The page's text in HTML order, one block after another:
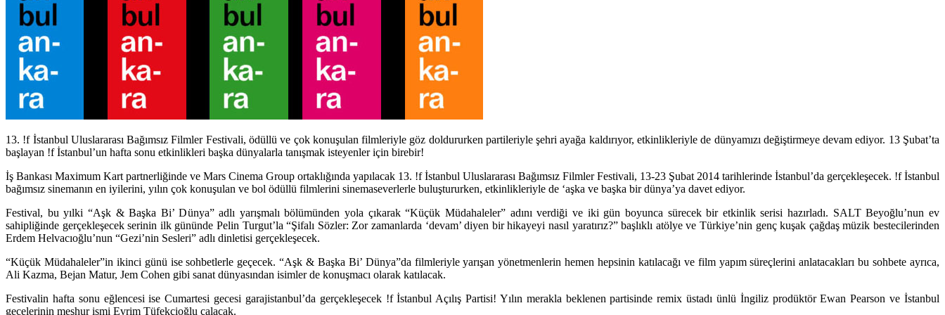
13. !f İstanbul Uluslararası Bağımsız Filmler Festivali, ödüllü ve çok konuşulan filmleriyle göz doldururken partileriyle şehri ayağa kaldırıyor, etkinlikleriyle de dünyamızı değiştirmeye devam ediyor. 13 Şubat’ta
başlayan !f İstanbul’un hafta sonu etkinlikleri başka dünyalarla tanışmak isteyenler için birebir!
İş Bankası Maximum Kart partnerliğinde ve Mars Cinema Group ortaklığında yapılacak 13. !f İstanbul Uluslararası Bağımsız Filmler Festivali, 13-23 Şubat 2014 tarihlerinde İstanbul’da gerçekleşecek. !f İstanbul
bağımsız sinemanın en iyilerini, yılın çok konuşulan ve bol ödüllü filmlerini sinemaseverlerle buluştururken, etkinlikleriyle de ‘aşka ve başka bir dünya’ya davet ediyor.
Festival, bu yılki “Aşk & Başka Bi’ Dünya” adlı yarışmalı bölümünden yola çıkarak “Küçük Müdahaleler” adını verdiği ve iki gün boyunca sürecek bir etkinlik serisi hazırladı. SALT Beyoğlu’nun ev
sahipliğinde gerçekleşecek serinin ilk gününde Pelin Turgut’la “Şifalı Sözler: Zor zamanlarda ‘devam’ diyen bir hikayeyi nasıl yaratırız?” başlıklı atölye ve Türkiye’nin genç kuşak çağdaş müzik bestecilerinden
Erdem Helvacıoğlu’nun “Gezi’nin Sesleri” adlı dinletisi gerçekleşecek.
“Küçük Müdahaleler”in ikinci günü ise sohbetlerle geçecek. “Aşk & Başka Bi’ Dünya”da filmleriyle yarışan yönetmenlerin hemen hepsinin katılacağı ve film yapım süreçlerini anlatacakları bu sohbete ayrıca,
Ali Kazma, Bejan Matur, Jem Cohen gibi sanat dünyasından isimler de konuşmacı olarak katılacak.
Festivalin hafta sonu eğlencesi ise Cumartesi gecesi garajistanbul’da gerçekleşecek !f İstanbul Açılış Partisi! Yılın merakla beklenen partisinde remix üstadı ünlü İngiliz prodüktör Ewan Pearson ve İstanbul
gecelerinin meşhur ismi Evrim Tüfekçioğlu çalacak.